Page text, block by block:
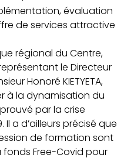
évaluation
de services attractive
régional du Centre,
le Directeur
Honoré KIETYETA,
à la dynamisation du
par la crise
a d’ailleurs précisé que
de formation sont
Free-Covid pour